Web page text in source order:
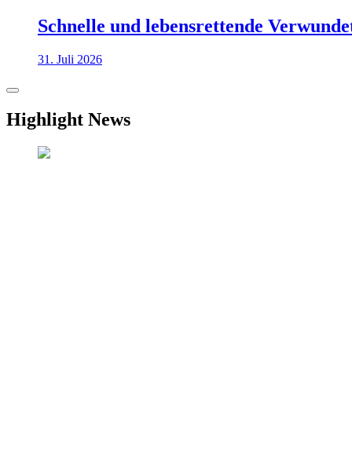
Schnelle und lebensrettende
31. Juli 2026
Highlight News